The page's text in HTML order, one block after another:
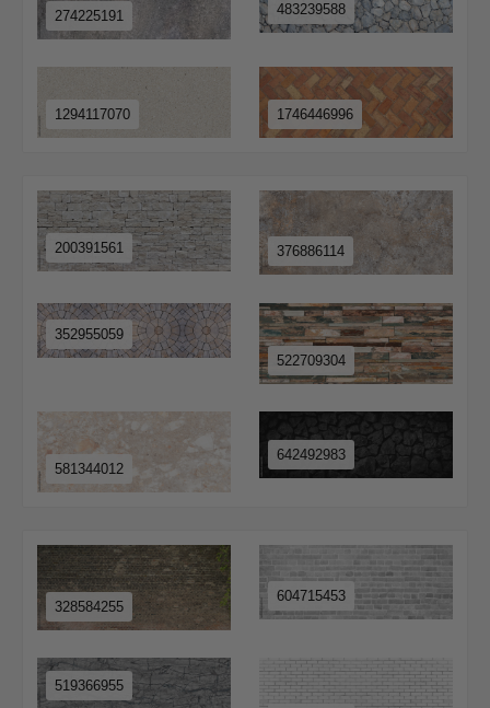
274225191 483239588
1294117070 1746446996
200391561 376886114
352955059
522709304
581344012
642492983
328584255
604715453
519366955